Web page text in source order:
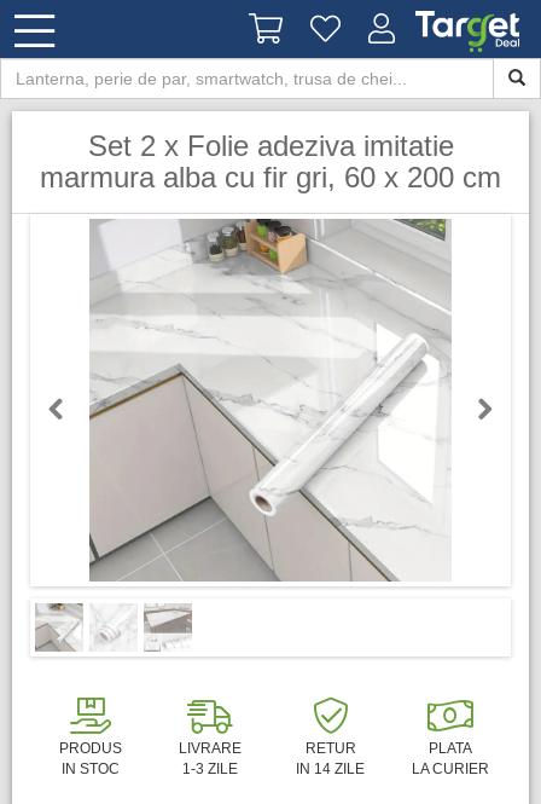
Set 2 x Folie adeziva imitatie
marmura alba cu fir gri, 60 x 200 cm
Previous
PRODUS
IN STOC
LIVRARE
1-3 ZILE
RETUR
IN 14 ZILE
PLATA
LA CURIER